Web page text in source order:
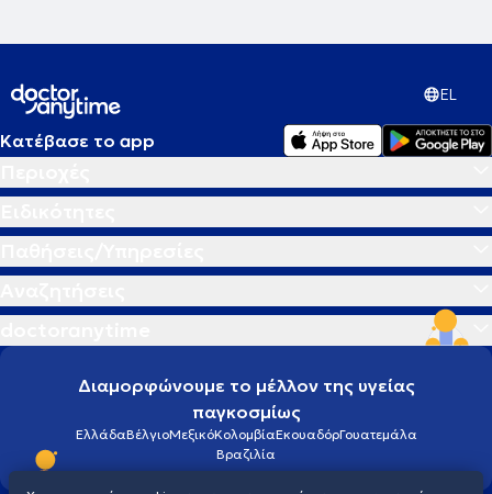
EL
Κατέβασε το app
Διαμορφώνουμε το μέλλον της υγείας
παγκοσμίως
ΕλλάδαΒέλγιοΜεξικόΚολομβίαΕκουαδόρΓουατεμάλα
Βραζιλία